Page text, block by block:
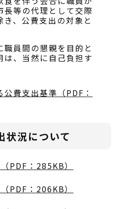
長等の代理として交際
、公費支出の対象と
員間の懇親を目的と
は、当然に自己負担す
費支出基準（PDF：
状況について
PDF：285KB）
PDF：206KB）